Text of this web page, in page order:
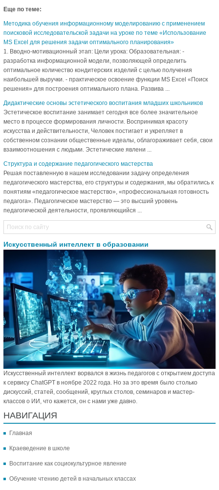
Еще по теме:
Методика обучения информационному моделированию с применением
поисковой исследовательской задачи на уроке по теме «Использование
MS Excel для решения задачи оптимального планирования»
1. Вводно-мотивационный этап: Цели урока: Образовательная: -
разработка информационной модели, позволяющей определить
оптимальное количество кондитерских изделий с целью получения
наибольшей выручки. - практическое освоение функции MS Excel «Поиск
решения» для построения оптимального плана. Развива ...
Дидактические основы эстетического воспитания младших школьников
Эстетическое воспитание занимает сегодня все более значительное
место в процессе формирования личности. Воспринимая красоту
искусства и действительности, Человек постигает и укрепляет в
собственном сознании общественные идеалы, облагораживает себя, свои
взаимоотношения с людьми. Эстетические явлени ...
Структура и содержание педагогического мастерства
Решая поставленную в нашем исследовании задачу определения
педагогического мастерства, его структуры и содержания, мы обратились к
понятиям «педагогическое мастерство», «профессиональная готовность
педагога». Педагогическое мастерство — это высший уровень
педагогической деятельности, проявляющийся ...
Искусственный интеллект в образовании
Искусственный интеллект ворвался в жизнь педагогов с открытием доступа
к сервису ChatGPT в ноябре 2022 года. Но за это время было столько
дискуссий, статей, сообщений, круглых столов, семинаров и мастер-
классов о ИИ, что кажется, он с нами уже давно.
НАВИГАЦИЯ
Главная
Краеведение в школе
Воспитание как социокультурное явление
Обучение чтению детей в начальных классах